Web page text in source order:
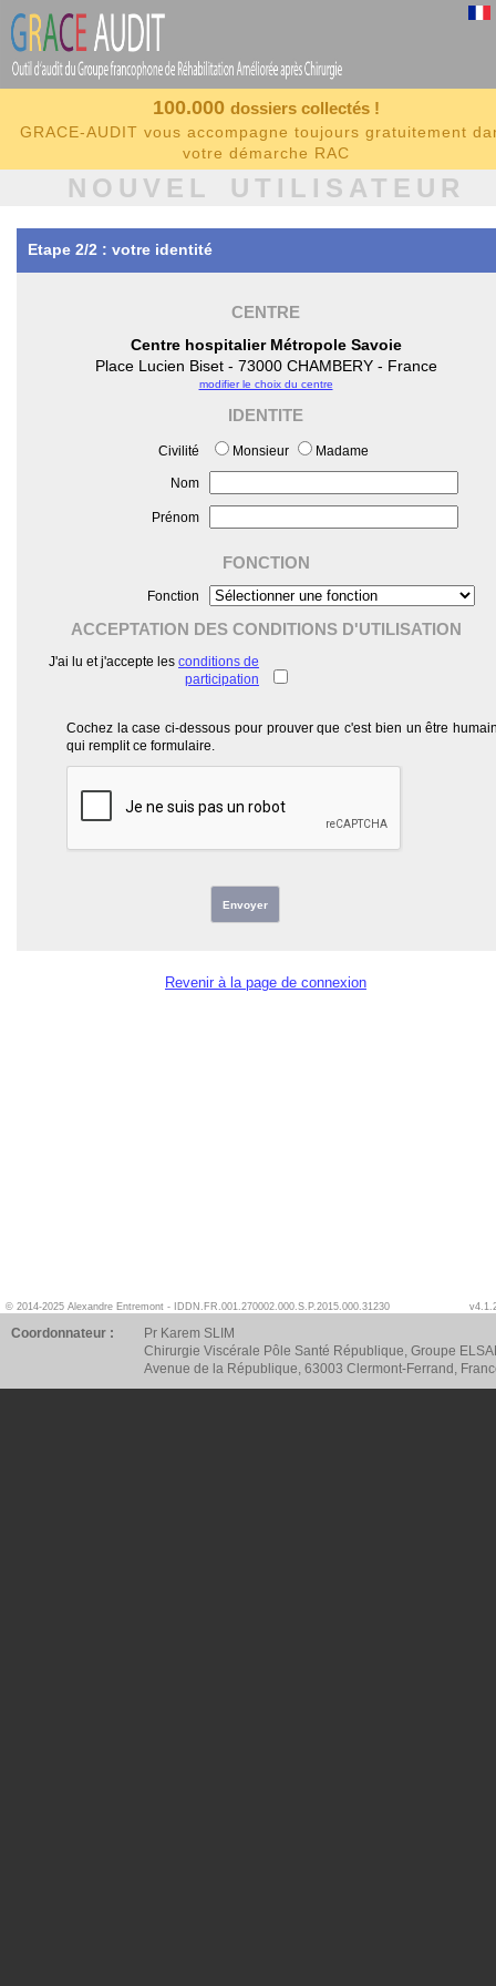
100.000 dossiers collectés !
GRACE-AUDIT vous accompagne toujours gratuitement
votre démarche RAC
NOUVEL UTILISATEUR
Etape 2/2 : votre identité
CENTRE
Centre hospitalier Métropole Savoie
Place Lucien Biset - 73000 CHAMBERY - France
modifier le choix du centre
IDENTITE
Civilité Monsieur Madame
Nom
Prénom
FONCTION
Fonction
ACCEPTATION DES CONDITIONS D'UTILISATION
J'ai lu et j'accepte les conditions de
participation
Cochez la case ci-dessous pour prouver que c'est bien un être
qui remplit ce formulaire.
Envoyer
Revenir à la page de connexion
© 2014-2025 Alexandre Entremont - IDDN.FR.001.270002.000.S.P.2015.000.31230
Coordonnateur :
Pr Karem SLIM
Chirurgie Viscérale Pôle Santé République, Groupe
Avenue de la République, 63003 Clermont-Ferrand,